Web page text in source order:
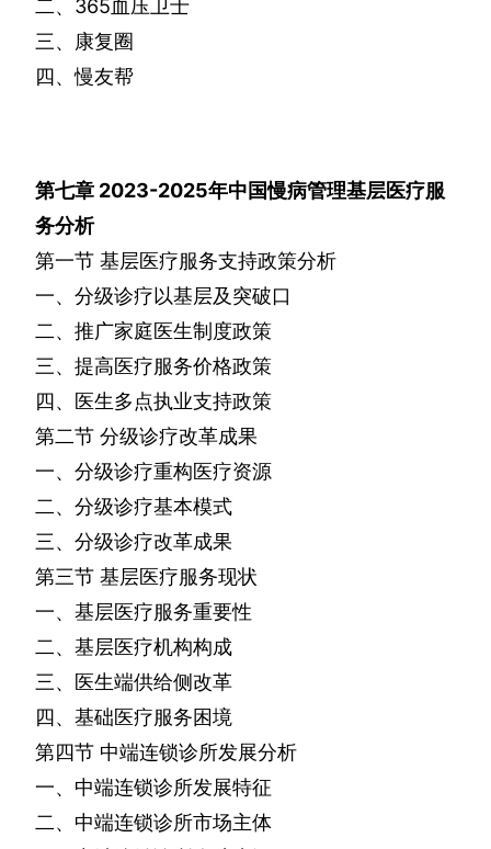
二、 365血压卫士
三、康复圈
四、慢友帮
第七章 2023-2025年中国慢病管理基层医疗服
务分析
第一节 基层医疗服务支持政策分析
一、分级诊疗以基层及突破口
二、推广家庭医生制度政策
三、提高医疗服务价格政策
四、医生多点执业支持政策
第二节 分级诊疗改革成果
一、分级诊疗重构医疗资源
二、分级诊疗基本模式
三、分级诊疗改革成果
第三节 基层医疗服务现状
一、基层医疗服务重要性
二、基层医疗机构构成
三、医生端供给侧改革
四、基础医疗服务困境
第四节 中端连锁诊所发展分析
一、中端连锁诊所发展特征
二、中端连锁诊所市场主体